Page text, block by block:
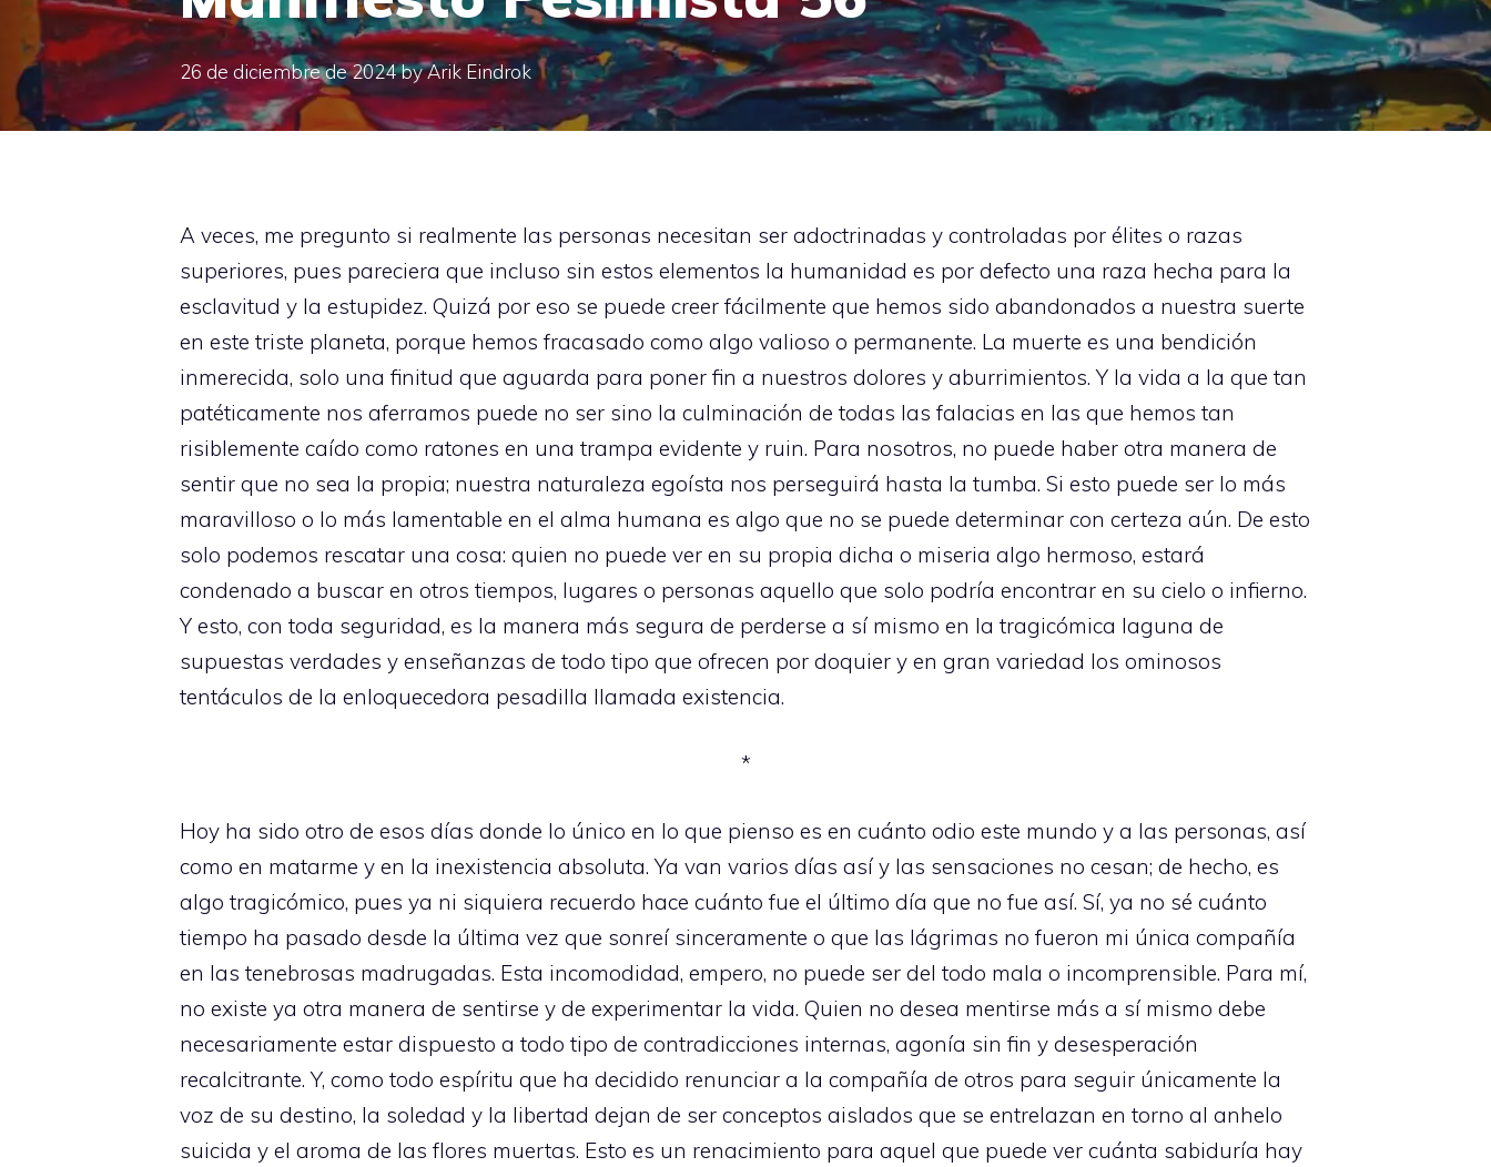
26 de diciembre de 2024byArik Eindrok
A veces, me pregunto si realmente las personas necesitan ser adoctrinadas y controladas por élites o razas
superiores, pues pareciera que incluso sin estos elementos la humanidad es por defecto una raza hecha para la
esclavitud y la estupidez. Quizá por eso se puede creer fácilmente que hemos sido abandonados a nuestra suerte
en este triste planeta, porque hemos fracasado como algo valioso o permanente. La muerte es una bendición
inmerecida, solo una finitud que aguarda para poner fin a nuestros dolores y aburrimientos. Y la vida a la que tan
patéticamente nos aferramos puede no ser sino la culminación de todas las falacias en las que hemos tan
risiblemente caído como ratones en una trampa evidente y ruin. Para nosotros, no puede haber otra manera de
sentir que no sea la propia; nuestra naturaleza egoísta nos perseguirá hasta la tumba. Si esto puede ser lo más
maravilloso o lo más lamentable en el alma humana es algo que no se puede determinar con certeza aún. De esto
solo podemos rescatar una cosa: quien no puede ver en su propia dicha o miseria algo hermoso, estará
condenado a buscar en otros tiempos, lugares o personas aquello que solo podría encontrar en su cielo o infierno.
Y esto, con toda seguridad, es la manera más segura de perderse a sí mismo en la tragicómica laguna de
supuestas verdades y enseñanzas de todo tipo que ofrecen por doquier y en gran variedad los ominosos
tentáculos de la enloquecedora pesadilla llamada existencia.
*
Hoy ha sido otro de esos días donde lo único en lo que pienso es en cuánto odio este mundo y a las personas, así
como en matarme y en la inexistencia absoluta. Ya van varios días así y las sensaciones no cesan; de hecho, es
algo tragicómico, pues ya ni siquiera recuerdo hace cuánto fue el último día que no fue así. Sí, ya no sé cuánto
tiempo ha pasado desde la última vez que sonreí sinceramente o que las lágrimas no fueron mi única compañía
en las tenebrosas madrugadas. Esta incomodidad, empero, no puede ser del todo mala o incomprensible. Para mí,
no existe ya otra manera de sentirse y de experimentar la vida. Quien no desea mentirse más a sí mismo debe
necesariamente estar dispuesto a todo tipo de contradicciones internas, agonía sin fin y desesperación
recalcitrante. Y, como todo espíritu que ha decidido renunciar a la compañía de otros para seguir únicamente la
voz de su destino, la soledad y la libertad dejan de ser conceptos aislados que se entrelazan en torno al anhelo
suicida y el aroma de las flores muertas. Esto es un renacimiento para aquel que puede ver cuánta sabiduría hay